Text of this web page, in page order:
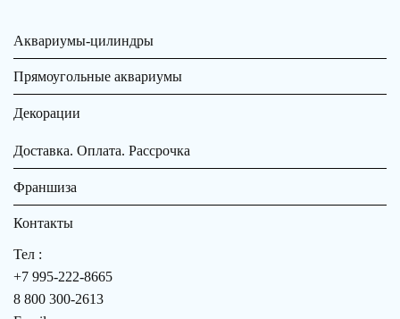
Аквариумы-цилиндры
Прямоугольные аквариумы
Декорации
Доставка. Оплата. Рассрочка
Франшиза
Контакты
Тел :
+7 995-222-8665
8 800 300-2613